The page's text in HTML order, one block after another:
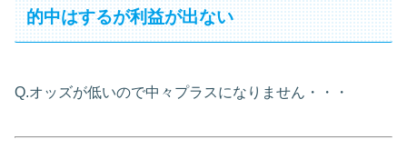
的中はするが利益が出ない
Q.オッズが低いので中々プラスになりません・・・